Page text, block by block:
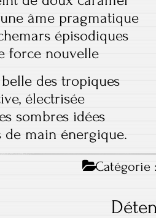
âme pragmatique
épisodiques
force nouvelle
des tropiques
électrisée
sombres idées
de main énergique.
Catégorie